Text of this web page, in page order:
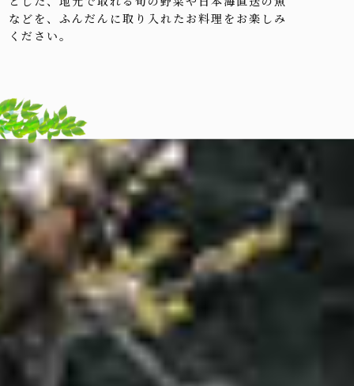
などを、ふんだんに取り入れたお料理をお楽しみ
ください。